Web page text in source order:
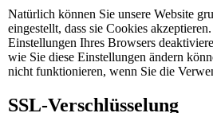
Natürlich können Sie unsere Website
eingestellt, dass sie Cookies
Einstellungen Ihres Browsers
wie Sie diese Einstellungen ändern
nicht funktionieren, wenn Sie die
SSL-Verschlüsselung